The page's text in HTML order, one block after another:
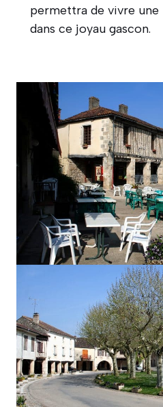
permettra de vivre
dans ce joyau gascon.